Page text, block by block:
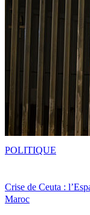
Crise de Ceuta :
Maroc
POLITIQUE